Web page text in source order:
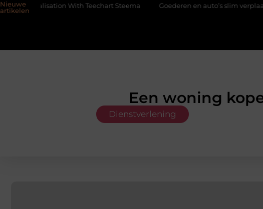
Nieuwe
artikelen
With Teechart Steema Goederen en auto’s slim verplaatsen met twee
Een woning
Dienstverlening